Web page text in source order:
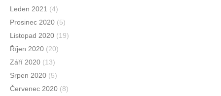
Leden 2021 (4)
Prosinec 2020 (5)
Listopad 2020 (19)
Říjen 2020 (20)
Září 2020 (13)
Srpen 2020 (5)
Červenec 2020 (8)